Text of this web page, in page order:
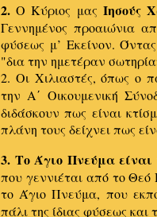
2. Ο Κύριος μας Ιησούς
Γεννημένος προαιώνια
φύσεως μ’ Εκείνον.
"δια την ημετέραν
2. Οι Χιλιαστές, όπως ο
την Α΄ Οικουμενική
διδάσκουν πως είναι
πλάνη τους δείχνει πως
3. Το Άγιο Πνεύμα είναι
που γεννιέται από το Θεό
το Άγιο Πνεύμα, που
πάλι της ίδιας φύσεως και